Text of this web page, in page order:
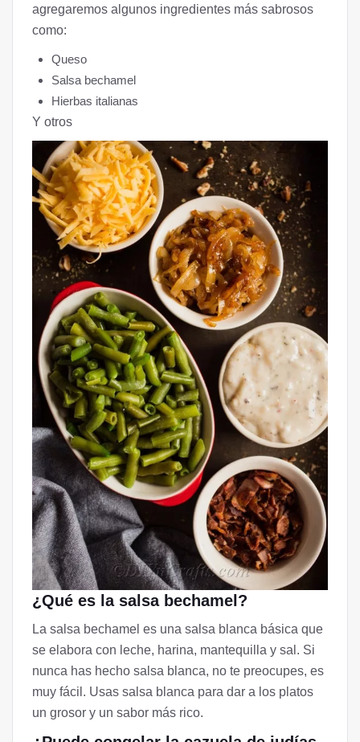
agregaremos algunos ingredientes más sabrosos
como:
Queso
Salsa bechamel
Hierbas italianas
Y otros
¿Qué es la salsa bechamel?
La salsa bechamel es una salsa blanca básica que
se elabora con leche, harina, mantequilla y sal. Si
nunca has hecho salsa blanca, no te preocupes, es
muy fácil. Usas salsa blanca para dar a los platos
un grosor y un sabor más rico.